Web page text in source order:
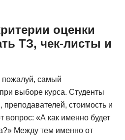
оценки
ТЗ, чек-листы и
пожалуй, самый
выборе курса. Студенты
стоимость и
вопрос: «А как именно будет
Между тем именно от